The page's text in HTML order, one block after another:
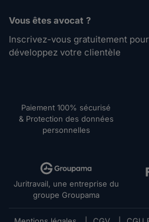
Vous êtes avocat ?
Inscrivez-vous gratuitement
développez votre clientèle
Paiement 100% sécurisé
& Protection des données
personnelles
Juritravail, une entreprise du
groupe Groupama